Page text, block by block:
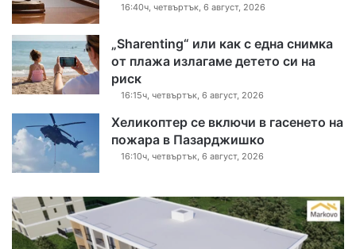
16:40ч, четвъртък, 6 август, 2026
„Sharenting“ или как с една снимка
от плажа излагаме детето си на
риск
16:15ч, четвъртък, 6 август, 2026
Хеликоптер се включи в гасенето на
пожара в Пазарджишко
16:10ч, четвъртък, 6 август, 2026